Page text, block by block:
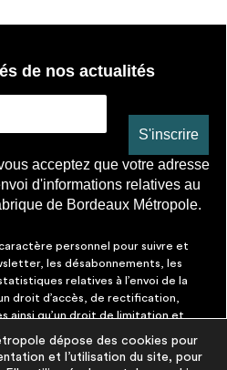
de nos actualités
acceptez que votre adresse
d'informations relatives au
de Bordeaux Métropole.
personnel pour suivre et
les désabonnements, les
relatives à l’envoi de la
droit d’accès, de rectification,
ainsi qu’un droit de limitation et
en cliquant sur le lien de
message. Vous pouvez
dépose des cookies pour
et l’utilisation du site, pour